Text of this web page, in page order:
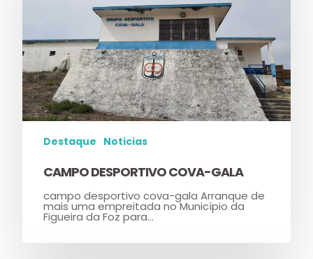
Destaque Noticias
CAMPO DESPORTIVO COVA-GALA
campo desportivo cova-gala Arranque de
mais uma empreitada no Município da
Figueira da Foz para…